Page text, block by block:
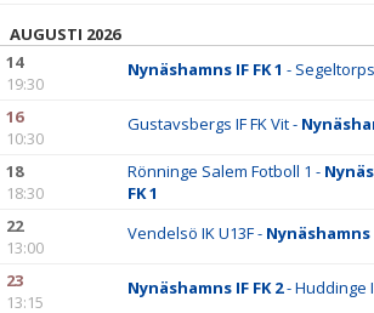
AUGUSTI 2026
14
19:30
Nynäshamns IF FK 1 -
16
10:30
Gustavsbergs IF FK Vit -
18
18:30
Rönninge Salem Fotboll 1 -
FK 1
22
13:00
Vendelsö IK U13F - Nynäshamns
23
13:15
Nynäshamns IF FK 2- Huddinge